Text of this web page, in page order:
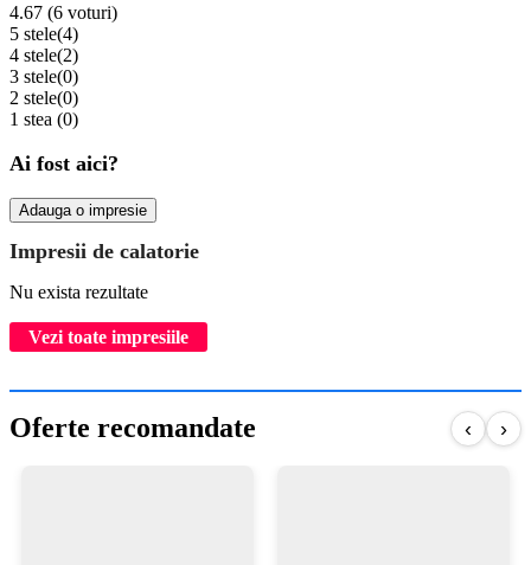
4.67 (6 voturi)
5 stele(4)
4 stele(2)
3 stele(0)
2 stele(0)
1 stea (0)
Ai fost aici?
Adauga o impresie
Impresii de calatorie
Nu exista rezultate
Vezi toate impresiile
Oferte recomandate ‹ ›